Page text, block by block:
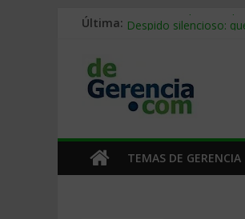
Última: Stablecoins para
Trabajo forzoso en la
Mercado hispano de
TEMAS DE GERENCIA